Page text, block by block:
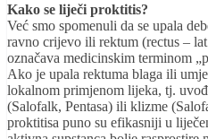
Kako se liječi proktitis?
Već smo spomenuli da se upala
ravno crijevo ili rektum (rectus –
označava medicinskim terminom
Ako je upala rektuma blaga ili
lokalnom primjenom lijeka, tj.
(Salofalk, Pentasa) ili klizme
proktitisa puno su efikasniji u